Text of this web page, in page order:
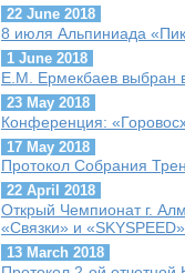
22 June 2018
8 июля Альпиниада
1 June 2018
Е.М. Ермекбаев выбран
23 May 2018
Конференция:
17 May 2018
Протокол Собрания
22 April 2018
Открый Чемпионат г.
«Связки» и «SKYSPEED»
13 March 2018